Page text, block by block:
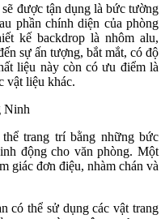
được tận dụng là bức tường
phần chính diện của phòng
kế backdrop là nhôm alu,
sự ấn tượng, bắt mắt, có độ
liệu này còn có ưu điểm là
vật liệu khác.
trang trí bằng những bức
động cho văn phòng. Một
giác đơn điệu, nhàm chán và
có thể sử dụng các vật trang